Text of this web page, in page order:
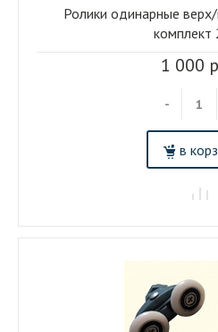
1 000
-
в
Ролики одинарные
комплект